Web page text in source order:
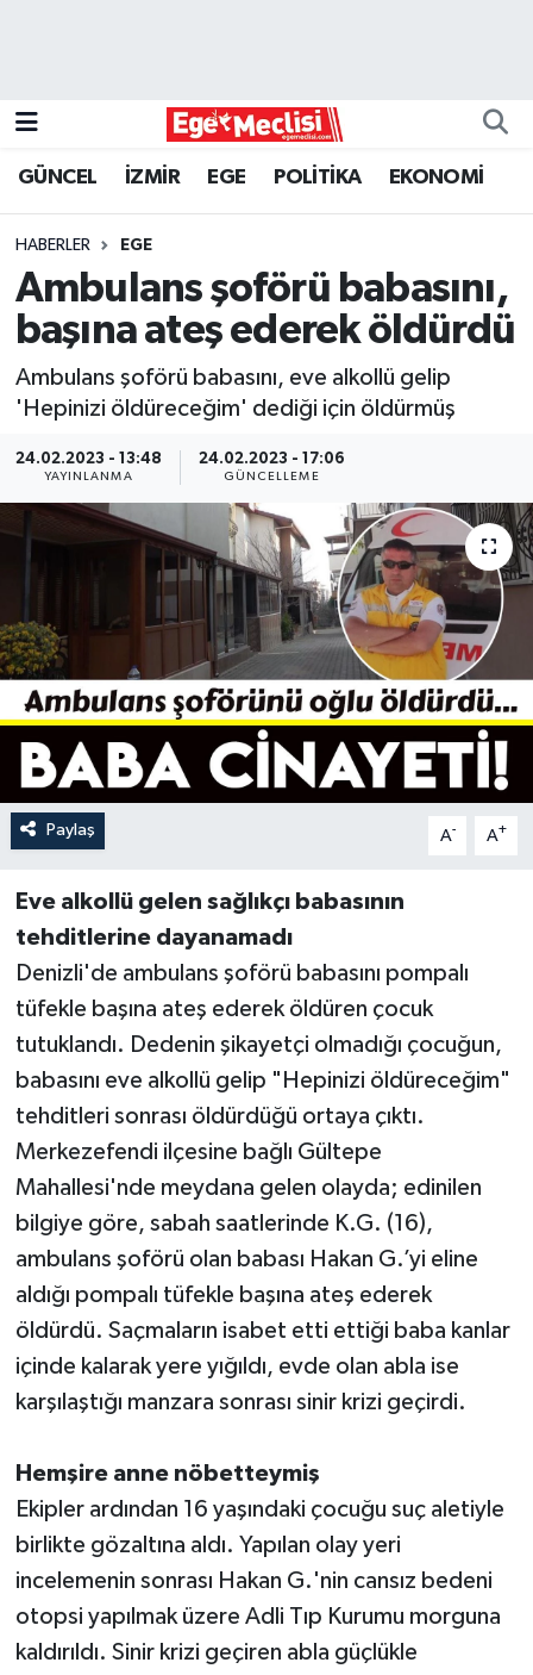
GÜNCEL İZMİR EGE POLİTİKA EKONOMİ
HABERLER EGE
Ambulans şoförü babasını,
başına ateş ederek öldürdü
Ambulans şoförü babasını, eve alkollü gelip
'Hepinizi öldüreceğim' dediği için öldürmüş
24.02.2023 - 13:48
YAYINLANMA
24.02.2023 - 17:06
GÜNCELLEME
Paylaş A- A+
Eve alkollü gelen sağlıkçı babasının
tehditlerine dayanamadı
Denizli'de ambulans şoförü babasını pompalı
tüfekle başına ateş ederek öldüren çocuk
tutuklandı. Dedenin şikayetçi olmadığı çocuğun,
babasını eve alkollü gelip "Hepinizi öldüreceğim"
tehditleri sonrası öldürdüğü ortaya çıktı.
Merkezefendi ilçesine bağlı Gültepe
Mahallesi'nde meydana gelen olayda; edinilen
bilgiye göre, sabah saatlerinde K.G. (16),
ambulans şoförü olan babası Hakan G.’yi eline
aldığı pompalı tüfekle başına ateş ederek
öldürdü. Saçmaların isabet etti ettiği baba kanlar
içinde kalarak yere yığıldı, evde olan abla ise
karşılaştığı manzara sonrası sinir krizi geçirdi.
Hemşire anne nöbetteymiş
Ekipler ardından 16 yaşındaki çocuğu suç aletiyle
birlikte gözaltına aldı. Yapılan olay yeri
incelemenin sonrası Hakan G.'nin cansız bedeni
otopsi yapılmak üzere Adli Tıp Kurumu morguna
kaldırıldı. Sinir krizi geçiren abla güçlükle
GÜNCEL
İZMİR
ÖZEL HABER
POLİTİKA
Programlar
SPOR